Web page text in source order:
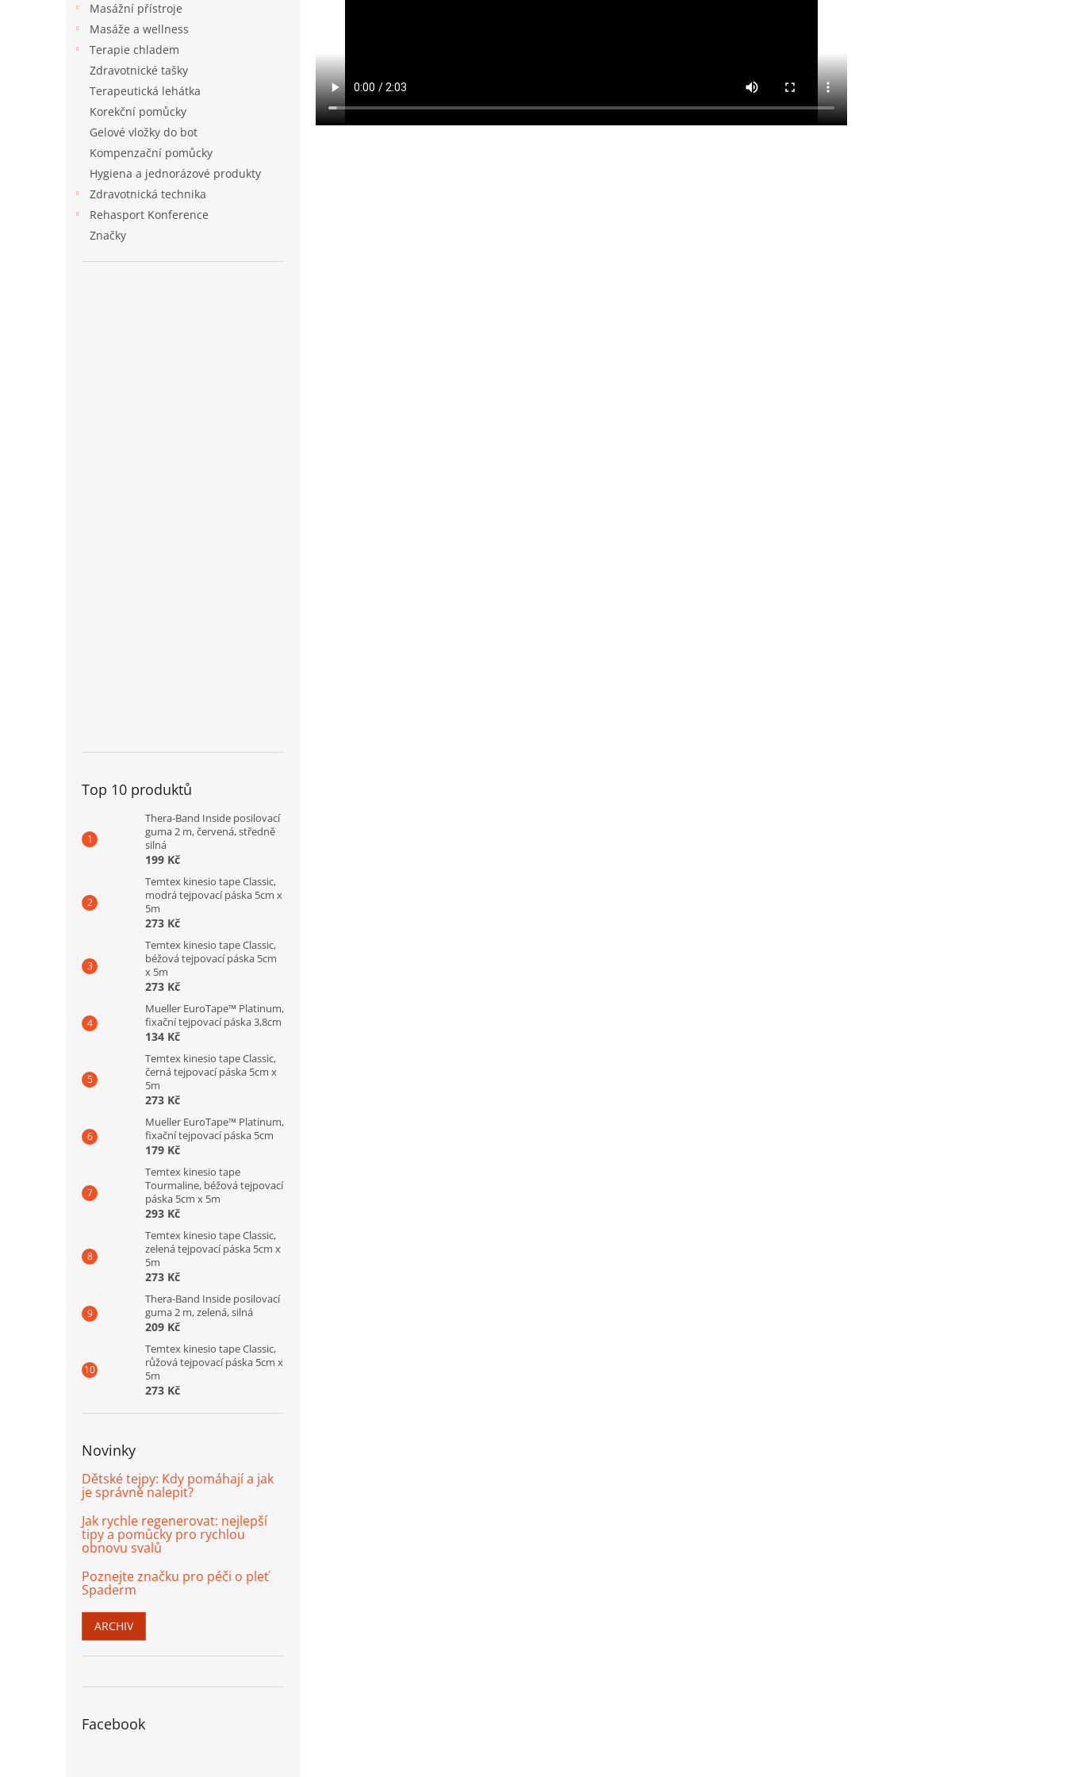
Masážní přístroje
Masáže a wellness
Terapie chladem
Zdravotnické tašky
Terapeutická lehátka
Korekční pomůcky
Gelové vložky do bot
Kompenzační pomůcky
Hygiena a jednorázové produkty
Zdravotnická technika
Rehasport Konference
Značky
Top 10 produktů
Thera-Band Inside posilovací
guma 2 m, červená, středně
silná
199 Kč
Temtex kinesio tape Classic,
modrá tejpovací páska 5cm x
5m
273 Kč
Temtex kinesio tape Classic,
béžová tejpovací páska 5cm
x 5m
273 Kč
Mueller EuroTape™ Platinum,
fixační tejpovací páska 3,8cm
134 Kč
Temtex kinesio tape Classic,
černá tejpovací páska 5cm x
5m
273 Kč
Mueller EuroTape™ Platinum,
fixační tejpovací páska 5cm
179 Kč
Temtex kinesio tape
Tourmaline, béžová tejpovací
páska 5cm x 5m
293 Kč
Temtex kinesio tape Classic,
zelená tejpovací páska 5cm x
5m
273 Kč
Thera-Band Inside posilovací
guma 2 m, zelená, silná
209 Kč
Temtex kinesio tape Classic,
růžová tejpovací páska 5cm x
5m
273 Kč
Novinky
Dětské tejpy: Kdy pomáhají a jak
je správně nalepit?
Jak rychle regenerovat: nejlepší
tipy a pomůcky pro rychlou
obnovu svalů
Poznejte značku pro péči o pleť
Spaderm
ARCHIV
Facebook